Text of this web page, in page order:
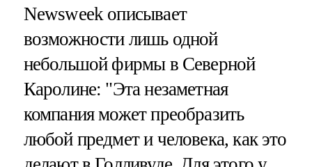
Newsweek описывает
возможности лишь одной
небольшой фирмы в Северной
Каролине: "Эта незаметная
компания может преобразить
любой предмет и человека, как это